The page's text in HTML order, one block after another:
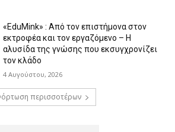
«EduMink» : Από τον επιστήμονα στον
εκτροφέα και τον εργαζόμενο – Η
αλυσίδα της γνώσης που εκσυγχρονίζει
τον κλάδο
4 Αυγούστου, 2026
περισσοτέρων